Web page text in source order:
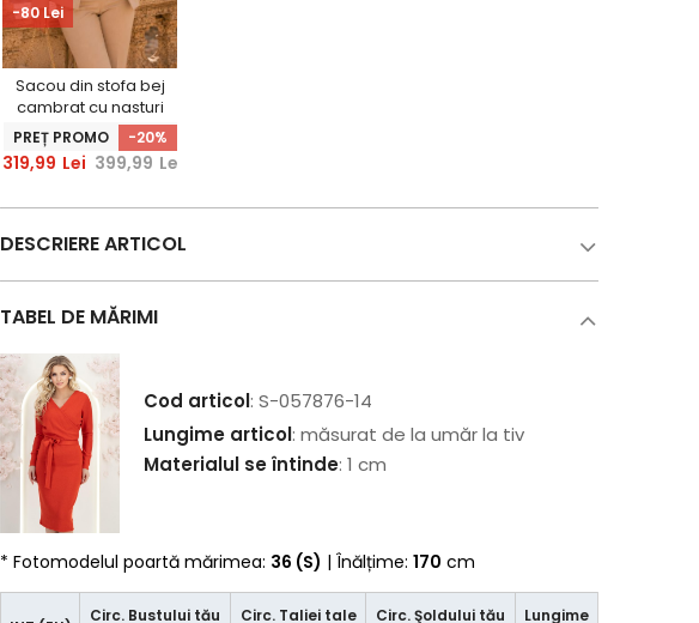
-80 Lei
Sacou din stofa bej
cambrat cu nasturi
decorativi aurii -
StarShinerS
PREȚ PROMO -20%
319,99 Lei 399,99 Lei
DESCRIERE ARTICOL
TABEL DE MĂRIMI
Cod articol: S-057876-14
Lungime articol: măsurat de la umăr la tiv
Materialul se întinde: 1 cm
* Fotomodelul poartă mărimea: 36 (S) | Înălțime:170 cm
Circ. Bustului tău
Circ. Taliei tale
Circ. Şoldului tău
Lungime